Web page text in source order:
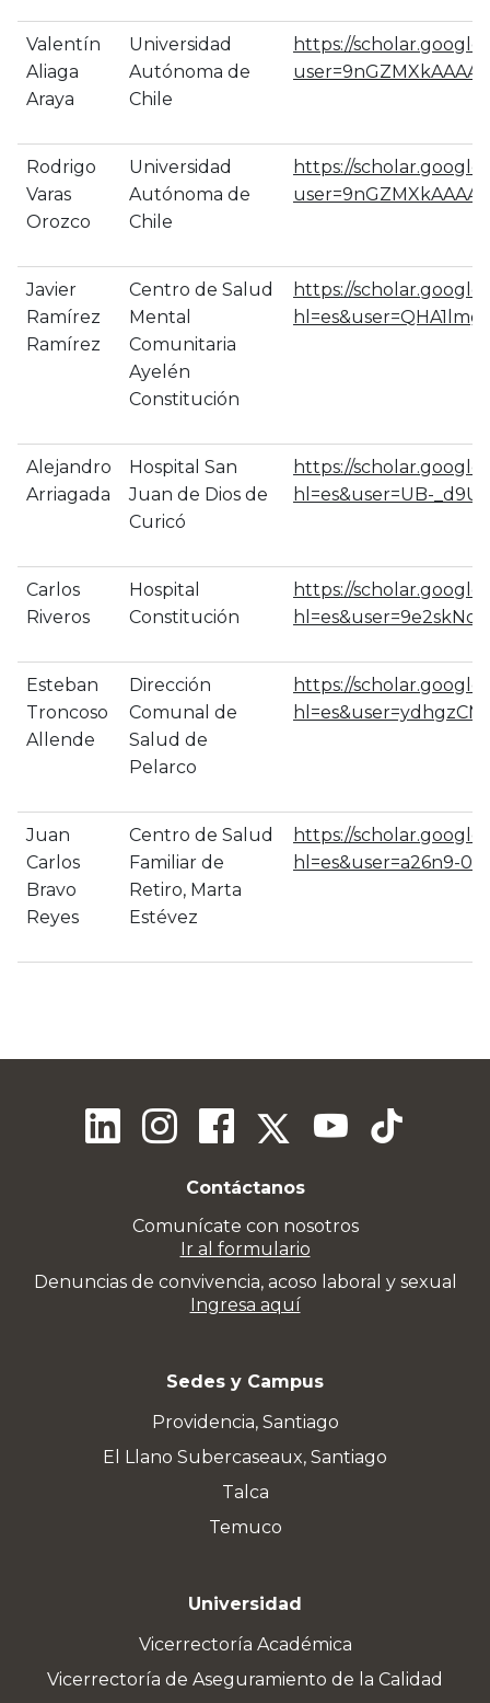
Valentín
Aliaga
Araya
Universidad
Autónoma de
Chile
https://
Rodrigo
Varas
Orozco
Universidad
Autónoma de
Chile
https://
Javier
Ramírez
Ramírez
Centro de Salud
Mental
Comunitaria
Ayelén
Constitución
https://
Alejandro
Arriagada
Hospital San
Juan de Dios de
Curicó
https://
hl=es&user=UB-
Carlos
Riveros
Hospital
Constitución
https://
Esteban
Troncoso
Allende
Dirección
Comunal de
Salud de
Pelarco
https://
Juan
Carlos
Bravo
Reyes
Centro de Salud
Familiar de
Retiro, Marta
Estévez
https://
hl=es&user=a26n9-
Contáctanos
Comunícate con nosotros
Ir al formulario
Denuncias de convivencia, acoso laboral y sexual
Ingresa aquí
Sedes y Campus
Providencia, Santiago
El Llano Subercaseaux, Santiago
Talca
Temuco
Universidad
Vicerrectoría Académica
Vicerrectoría de Aseguramiento de la Calidad